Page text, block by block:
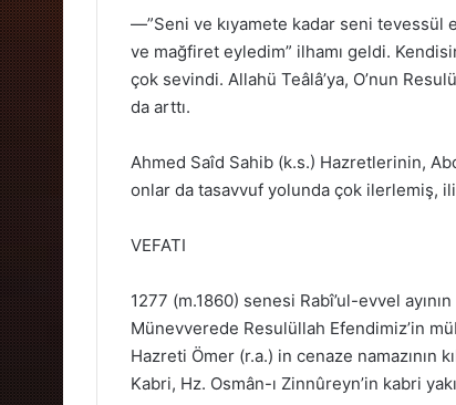
—”Seni ve kıyamete kadar seni
ve mağfiret eyledim” ilhamı geldi.
çok sevindi. Allahü Teâlâ’ya, O’nun
da arttı.
Ahmed Saîd Sahib (k.s.) Hazretlerinin,
onlar da tasavvuf yolunda çok ilerlemiş,
VEFATI
1277 (m.1860) senesi Rabî’ul-evvel
Münevverede Resulüllah Efendimiz’in
Hazreti Ömer (r.a.) in cenaze namazının
Kabri, Hz. Osmân-ı Zinnûreyn’in kabri